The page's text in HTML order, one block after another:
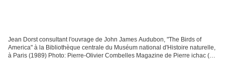
Jean Dorst consultant l'ouvrage de John James Audubon, "The Birds of
America" à la Bibliothèque centrale du Muséum national d'Histoire naturelle,
à Paris (1989) Photo: Pierre-Olivier Combelles Magazine de Pierre ichac (22